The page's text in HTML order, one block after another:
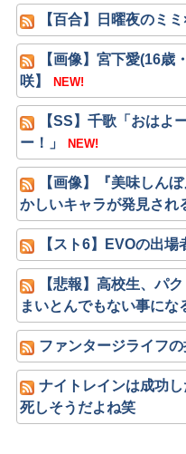
【百合】日曜夜のミ
【画像】宮下愛(16歳
咲】
NEW!
【SS】千歌「おはよ
ー！」
NEW!
【画像】『美味しん
かしいキャラが発見され
【スト6】EVOの出場
【悲報】高校生、パ
まいとんでもない事にな
ファンタージライフ
ナイトレインは成功
死しそうだよね笑